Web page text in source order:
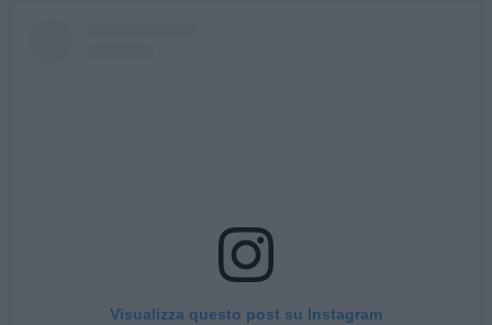
Visualizza questo post su Instagram